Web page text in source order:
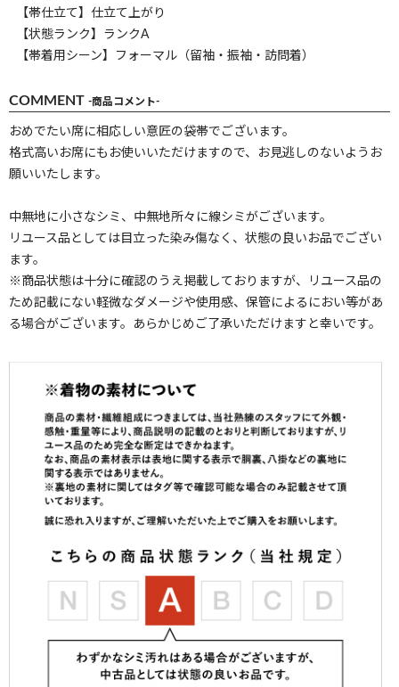
【帯仕立て】仕立て上がり
【状態ランク】ランクA
【帯着用シーン】フォーマル（留袖・振袖・訪問着）
COMMENT -商品コメント-
おめでたい席に相応しい意匠の袋帯でございます。
格式高いお席にもお使いいただけますので、お見逃しのないようお
願いいたします。
中無地に小さなシミ、中無地所々に線シミがございます。
リユース品としては目立った染み傷なく、状態の良いお品でござい
ます。
※商品状態は十分に確認のうえ掲載しておりますが、リユース品の
ため記載にない軽微なダメージや使用感、保管によるにおい等があ
る場合がございます。あらかじめご了承いただけますと幸いです。